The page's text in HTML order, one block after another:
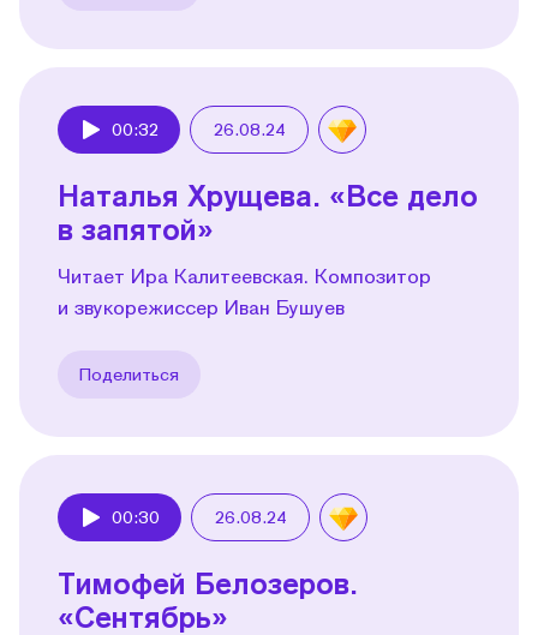
00:32 26.08.24
Наталья Хрущева. «Все дело
в запятой»
Читает Ира Калитеевская. Композитор
и звукорежиссер Иван Бушуев
Поделиться
00:30 26.08.24
Тимофей Белозеров.
«Сентябрь»